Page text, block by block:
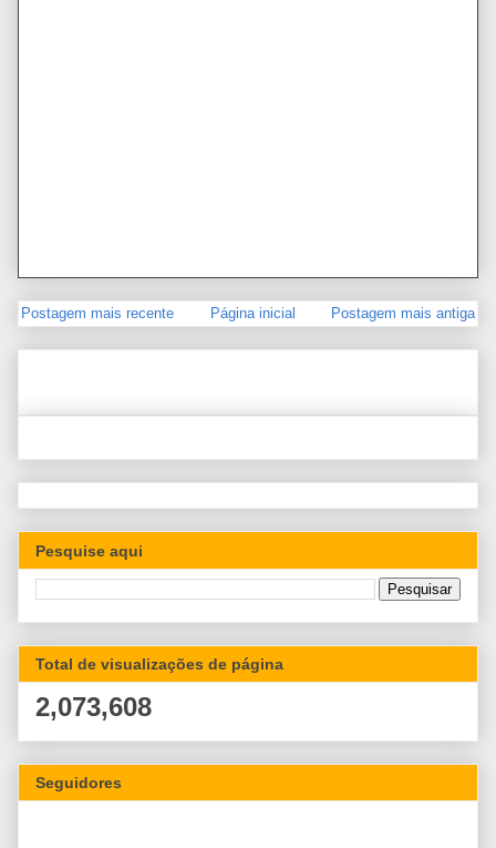
Postagem mais recente Postagem mais antiga
Página inicial
Pesquise aqui
Total de visualizações de página
2,073,608
Seguidores